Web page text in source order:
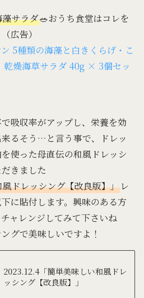
藻サラダ🥗おうち食堂はコレを
広告）
ン 5種類の海藻と白きくらげ・こ
乾燥海草サラダ 40g × 3個セッ
吸収率がアップし、栄養を効
るそう…と言う事で、ドレッ
使った母直伝の和風ドレッシ
きました
ドレッシング【改良版】」レ
に貼付します。興味のある方
ャレンジしてみて下さいね
グで美味しいですよ！
2023.12.4「簡単美味しい和風ドレ
ッシング【改良版】」